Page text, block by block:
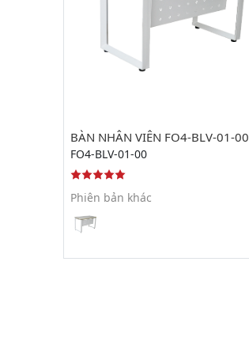
BÀN NHÂN VIÊN FO4-BLV-01-00
FO4-BLV-01-00
Phiên bản khác